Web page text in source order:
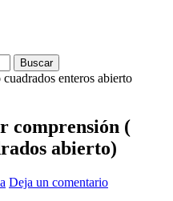
comprensión (
abierto)
Deja un comentario